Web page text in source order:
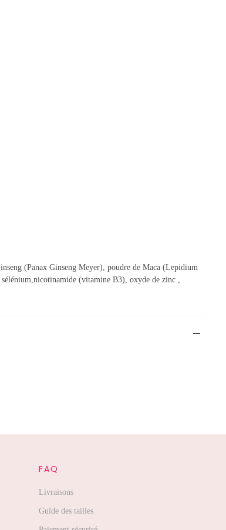
(Panax Ginseng Meyer), poudre de Maca (Lepidium
(vitamine B3), oxyde de zinc ,
FAQ
Livraisons
Guide des tailles